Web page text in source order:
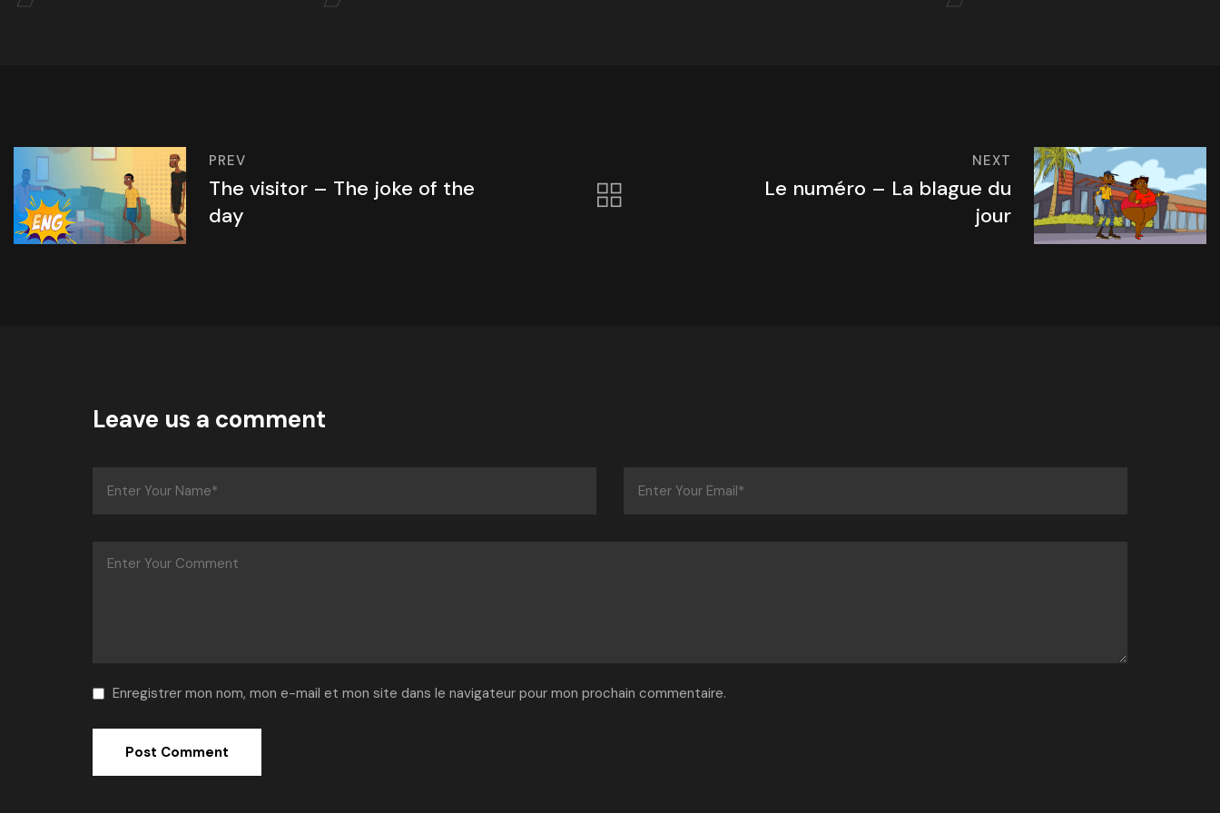
PREV
The visitor – The joke of the
day
NEXT
Le numéro – La blague du
jour
Leave us a comment
Enregistrer mon nom, mon e-mail et mon site dans le navigateur pour mon prochain commentaire.